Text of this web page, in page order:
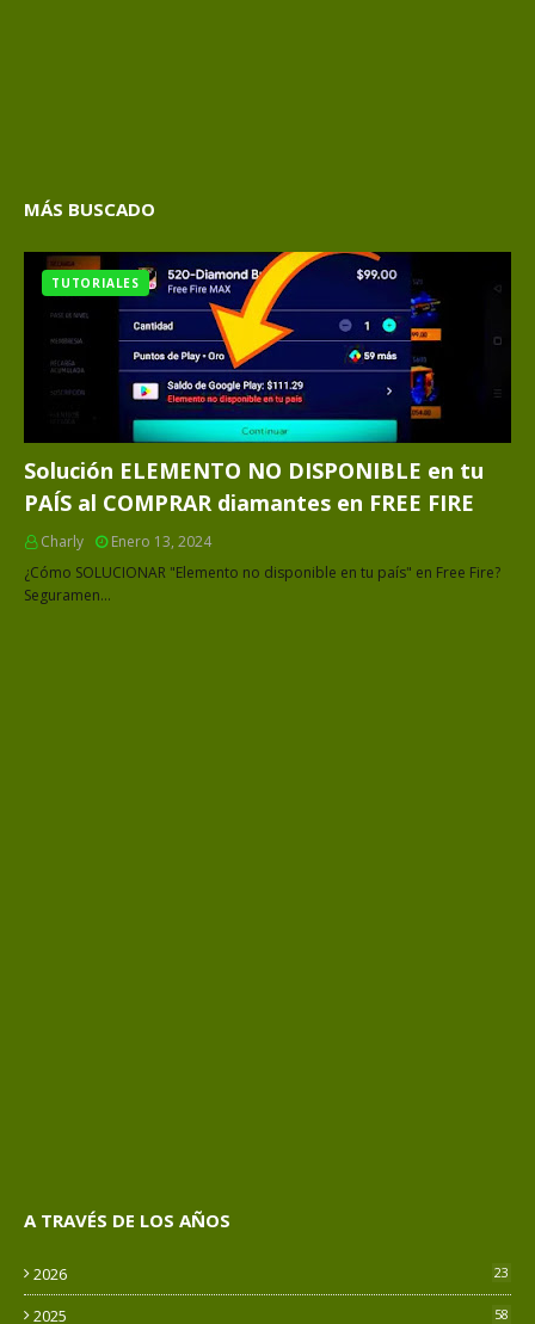
MÁS BUSCADO
TUTORIALES
Solución ELEMENTO NO DISPONIBLE en tu
PAÍS al COMPRAR diamantes en FREE FIRE
Charly
Enero 13, 2024
¿Cómo SOLUCIONAR "Elemento no disponible en tu país" en Free Fire?
Seguramen…
A TRAVÉS DE LOS AÑOS
2026 23
2025 58